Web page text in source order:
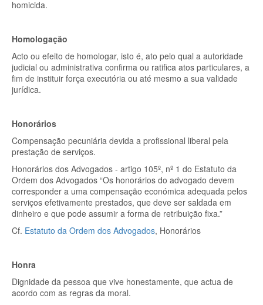
homicida.
Homologação
Acto ou efeito de homologar, isto é, ato pelo qual a autoridade
judicial ou administrativa confirma ou ratifica atos particulares, a
fim de instituir força executória ou até mesmo a sua validade
jurídica.
Honorários
Compensação pecuniária devida a profissional liberal pela
prestação de serviços.
Honorários dos Advogados - artigo 105º, nº 1 do Estatuto da
Ordem dos Advogados “Os honorários do advogado devem
corresponder a uma compensação económica adequada pelos
serviços efetivamente prestados, que deve ser saldada em
dinheiro e que pode assumir a forma de retribuição fixa.”
Cf. Estatuto da Ordem dos Advogados, Honorários
Honra
Dignidade da pessoa que vive honestamente, que actua de
acordo com as regras da moral.